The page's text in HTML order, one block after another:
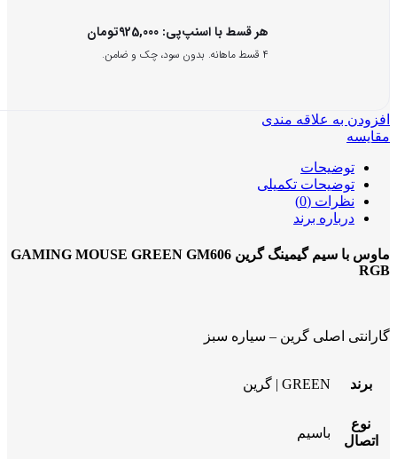
هر قسط با اسنپ‌پی: 925,000تومان
۴ قسط ماهانه. بدون سود، چک و ضامن.
افزودن به علاقه مندی
مقایسه
توضیحات
توضیحات تکمیلی
نظرات (0)
درباره برند
ماوس با سیم گیمینگ گرین GAMING MOUSE GREEN GM606
RGB
گارانتی اصلی گرین – سیاره سبز
برند GREEN | گرین
نوع
اتصال
باسیم